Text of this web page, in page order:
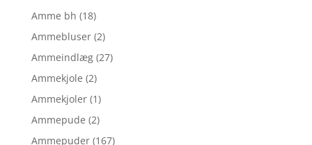
Amme bh (18)
Ammebluser (2)
Ammeindlæg (27)
Ammekjole (2)
Ammekjoler (1)
Ammepude (2)
Ammepuder (167)